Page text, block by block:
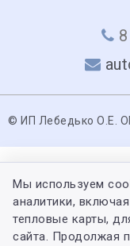
© ИП Лебедько О.Е.
Мы используем
аналитики,
тепловые карты,
сайта. Продолжая